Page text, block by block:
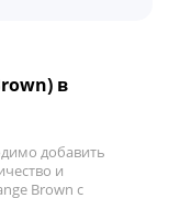
в
добавить
и
Brown с